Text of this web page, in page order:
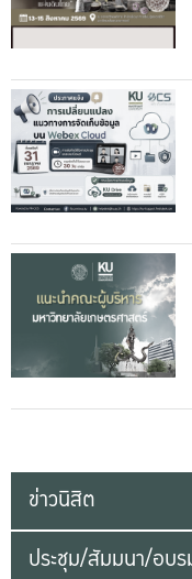
ข่าวนิสิต
ประชุม/สัมมนา/อบ